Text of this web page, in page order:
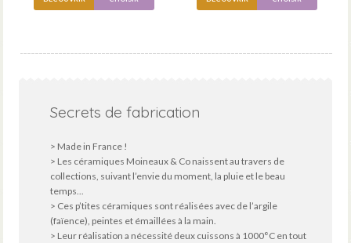
Secrets de fabrication
> Made in France !
> Les céramiques Moineaux & Co naissent au travers de
collections, suivant l’envie du moment, la pluie et le beau
temps...
> Ces p’tites céramiques sont réalisées avec de l’argile
(faïence), peintes et émaillées à la main.
> Leur réalisation a nécessité deux cuissons à 1000°C en tout